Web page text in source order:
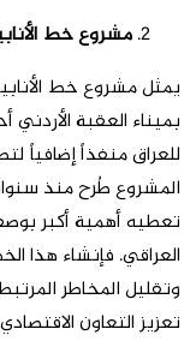
مشروع خط
يمثل مشروع خط
بميناء العقبة الأردني
للعراق منفذاً إضافياً
المشروع طُرح منذ
تعطيه أهمية أكبر
العراقي. فإنشاء هذا
وتقليل المخاطر
تعزيز التعاون